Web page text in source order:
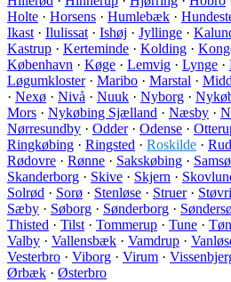
Holte · Horsens · Humlebæk ·
Ikast · Ilulissat · Ishøj · Jyllinge ·
Kastrup · Kerteminde · Kolding ·
København · Køge · Lemvig · Lynge ·
Løgumkloster· Maribo · Marstal ·
· Nexø · Nivå · Nuuk · Nyborg ·
Mors · Nykøbing Sjælland · Næsby ·
Nørresundby · Odder· Odense ·
Ringkøbing · Ringsted · Roskilde ·
Rødovre · Rønne · Sakskøbing · Samsø
Skanderborg · Skive · Skjern ·
Solrød · Sorø · Stenløse · Struer·
Sæby · Søborg · Sønderborg ·
Thisted · Tilst · Tommerup · Tune ·
Valby · Vallensbæk · Vamdrup ·
Vesterbro · Viborg · Virum ·
Ørbæk · Østerbro